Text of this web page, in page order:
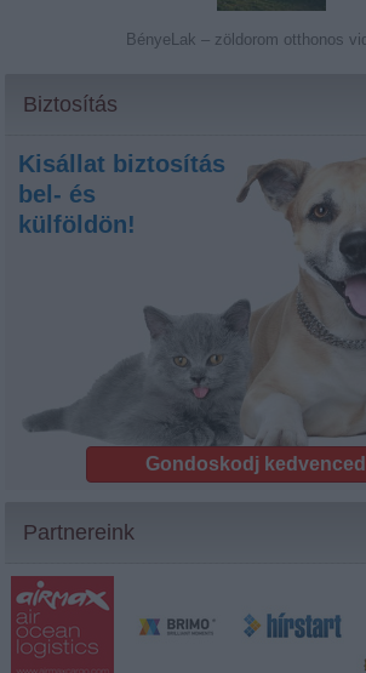
BényeLak – zöldorom otthonos
Biztosítás
Kisállat biztosítás
bel- és
külföldön!
Gondoskodj
Partnereink